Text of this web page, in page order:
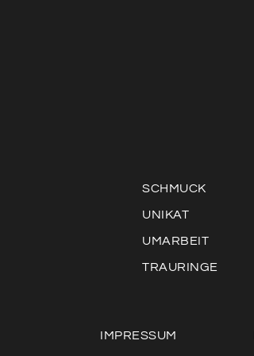
SCHMUCK
UNIKAT
UMARBEIT
TRAURINGE
IMPRESSUM